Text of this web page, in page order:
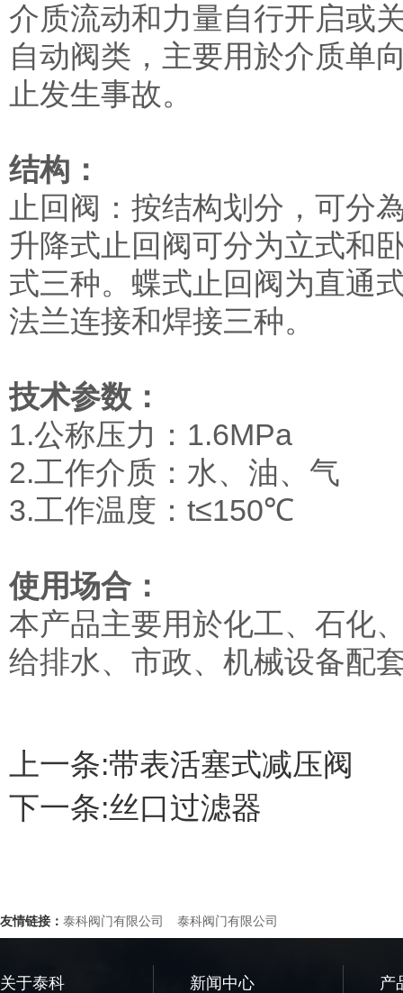
介质流动和力量自行开启或
自动阀类，主要用於介质单
止发生事故。
结构：
止回阀：按结构划分，可分
升降式止回阀可分为立式和
式三种。蝶式止回阀为直通
法兰连接和焊接三种。
技术参数：
1.公称压力：1.6MPa
2.工作介质：水、油、气
3.工作温度：t≤150℃
使用场合：
本产品主要用於化工、石化
给排水、市政、机械设备配
上一条:带表活塞式减压阀
下一条:丝口过滤器
友情链接： 泰科阀门有限公司 泰科阀门有限公司
关于泰科 新闻中心 产